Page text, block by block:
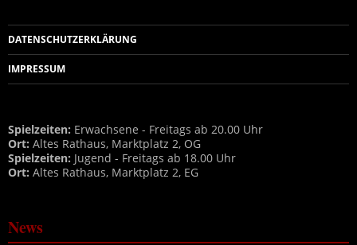
DATENSCHUTZERKLÄRUNG
IMPRESSUM
Spielzeiten: Erwachsene - Freitags ab 20.00 Uhr
Ort: Altes Rathaus, Marktplatz 2, OG
Spielzeiten: Jugend - Freitags ab 18.00 Uhr
Ort: Altes Rathaus, Marktplatz 2, EG
News